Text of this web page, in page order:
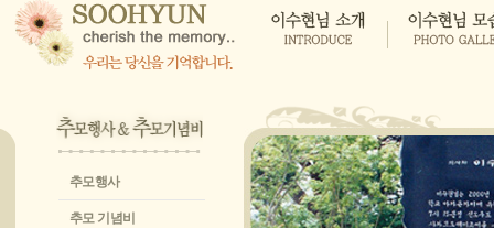
추모행사
추모 기념비